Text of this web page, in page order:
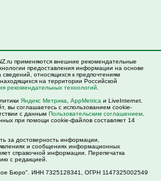
применяются внешние рекомендательные
предоставления информации на основе
относящихся к предпочтениям
на территории Российской
рекомендательных технологий
Яндекс Метрика AppMetrica и LiveInternet.
вы соглашаетесь с использованием cookie-
с данным Пользовательским соглашением
при помощи cookie-файлов составляет 14
за достоверность информации,
и сообщениях информационных
справочной информации. Перепечатка
с редакцией.
Бюро". ИНН 7325128341, ОГРН 1147325002549